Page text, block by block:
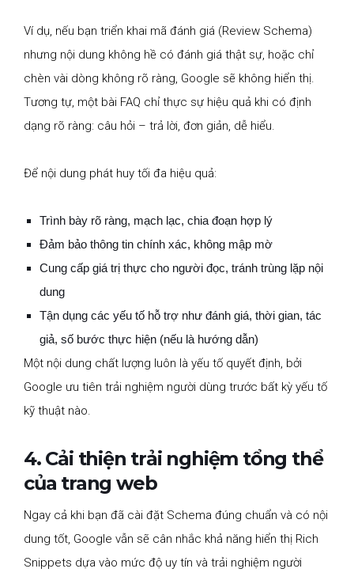
Ví dụ, nếu bạn triển khai mã đánh giá (Review Schema)
nhưng nội dung không hề có đánh giá thật sự, hoặc chỉ
chèn vài dòng không rõ ràng, Google sẽ không hiển thị.
Tương tự, một bài FAQ chỉ thực sự hiệu quả khi có định
dạng rõ ràng: câu hỏi – trả lời, đơn giản, dễ hiểu.
Để nội dung phát huy tối đa hiệu quả:
Trình bày rõ ràng, mạch lạc, chia đoạn hợp lý
Đảm bảo thông tin chính xác, không mập mờ
Cung cấp giá trị thực cho người đọc, tránh trùng lặp nội
dung
Tận dụng các yếu tố hỗ trợ như đánh giá, thời gian, tác
giả, số bước thực hiện (nếu là hướng dẫn)
Một nội dung chất lượng luôn là yếu tố quyết định, bởi
Google ưu tiên trải nghiệm người dùng trước bất kỳ yếu tố
kỹ thuật nào.
4. Cải thiện trải nghiệm tổng thể
của trang web
Ngay cả khi bạn đã cài đặt Schema đúng chuẩn và có nội
dung tốt, Google vẫn sẽ cân nhắc khả năng hiển thị Rich
Snippets dựa vào mức độ uy tín và trải nghiệm người